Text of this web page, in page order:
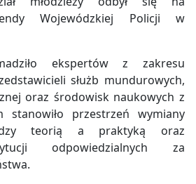
Wojewódzkiej Policji w
ekspertów z zakresu
służb mundurowych,
oraz środowisk naukowych z
stanowiło przestrzeń wymiany
teorią a praktyką oraz
odpowiedzialnych za